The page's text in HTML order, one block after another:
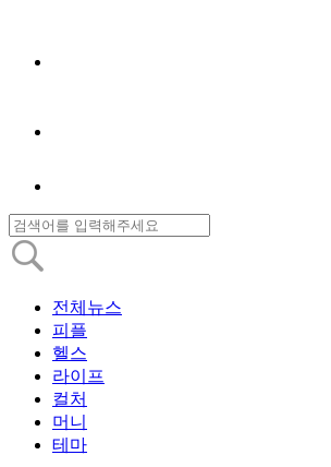
전체뉴스
피플
헬스
라이프
컬처
머니
테마